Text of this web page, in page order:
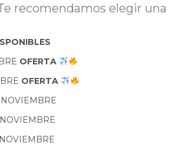
recomendamos elegir
OFERTA
OFERTA